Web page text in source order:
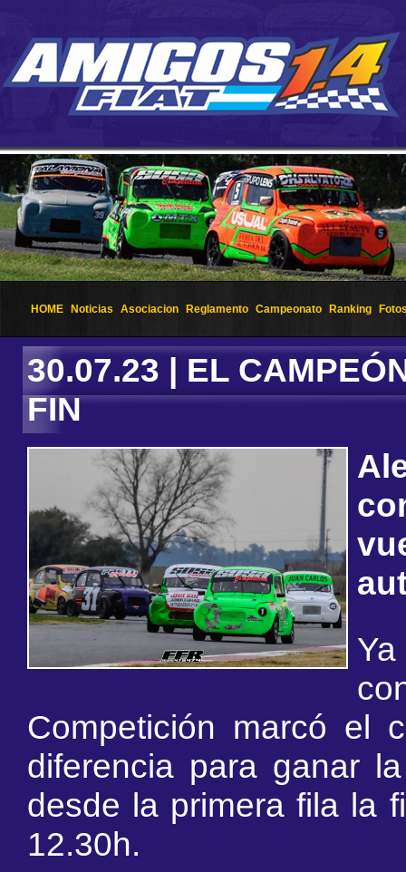
HOME Noticias Asociacion Reglamento Campeonato Ranking
30.07.23 | EL
FIN
Competición marcó el
diferencia para ganar
desde la primera fila la
12.30h.